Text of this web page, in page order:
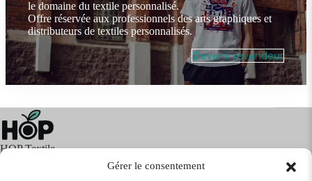
Gérer le consentement
le domaine du textile personnalisé.
Offre réservée aux professionnels des arts graphiques et
distributeurs de textiles personnalisés.
Devenir revendeur
HOP Textile